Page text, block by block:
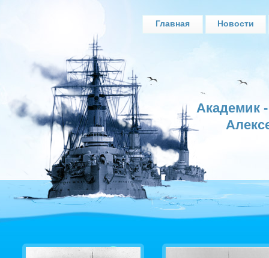
Главная Новости
Академик